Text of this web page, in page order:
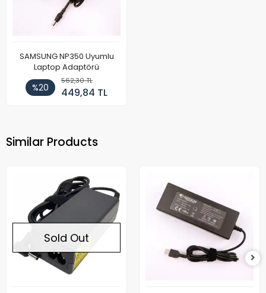
SAMSUNG NP350 Uyumlu
Laptop Adaptörü
%20
562,30 TL
449,84 TL
Similar Products
Sold Out